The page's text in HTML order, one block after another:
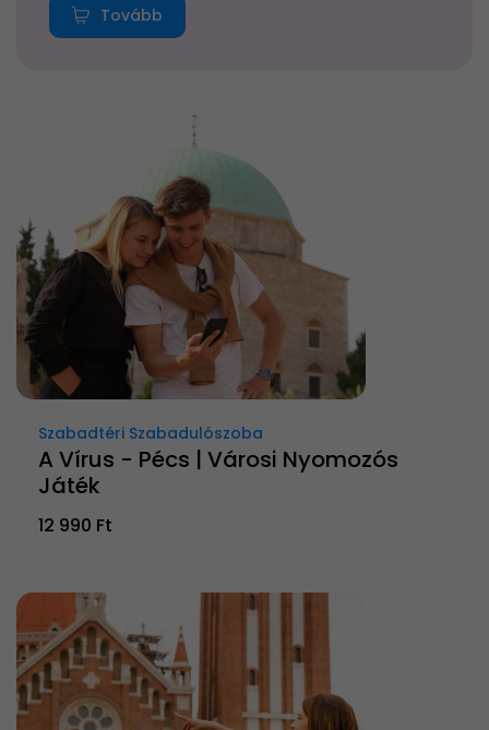
Tovább
Szabadtéri Szabadulószoba
A Vírus - Pécs | Városi Nyomozós
Játék
12 990 Ft